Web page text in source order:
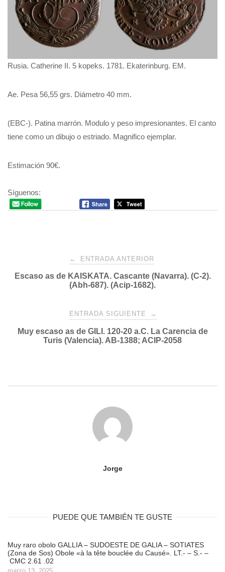
Rusia. Catherine II. 5 kopeks. 1781. Ekaterinburg. EM.
Ae. Pesa 56,55 grs. Diámetro 40 mm.
(EBC-). Patina marrón. Modulo y peso impresionantes. El canto
tiene como un dibujo o estriado. Magnifico ejemplar.
Estimación 90€.
Síguenos:
Navegación
de
← ENTRADA ANTERIOR
Escaso as de KAISKATA. Cascante (Navarra). (C-2).
(Abh-687). (Acip-1682).
ENTRADA SIGUIENTE →
Muy escaso as de GILI. 120-20 a.C. La Carencia de
Turis (Valencia). AB-1388; ACIP-2058
Jorge
PUEDE QUE TAMBIÉN TE GUSTE
Muy raro obolo GALLIA – SUDOESTE DE GALIA – SOTIATES
(Zona de Sos) Obole «à la tête bouclée du Causé». LT.- – S.- –
CMC 2.61 .02